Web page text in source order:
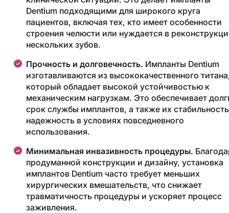
Dentium подходящими для широкого круга
пациентов, включая тех, кто имеет особенности
строения челюсти или нуждается в
нескольких зубов.
Прочность и долговечность. Импланты Dentium
изготавливаются из высококачественного
который обладает высокой устойчивостью к
механическим нагрузкам. Это обеспечивает
срок службы имплантов, а также их
надежность в условиях повседневного
использования.
Минимальная инвазивность процедуры.
продуманной конструкции и дизайну, установка
имплантов Dentium часто требует меньших
хирургических вмешательств, что снижает
травматичность процедуры и ускоряет процесс
заживления.